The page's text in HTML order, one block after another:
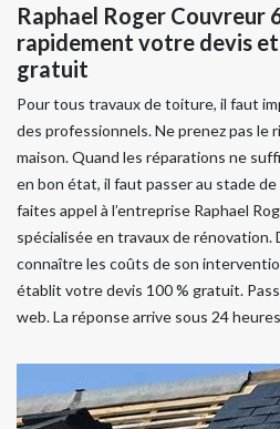
Raphael Roger Couvreur
rapidement votre devis et
gratuit
Pour tous travaux de toiture, il faut
des professionnels. Ne prenez pas
maison. Quand les réparations ne
en bon état, il faut passer au stade
faites appel à l’entreprise Raphael
spécialisée en travaux de rénovation.
connaître les coûts de son
établit votre devis 100 % gratuit.
web. La réponse arrive sous 24